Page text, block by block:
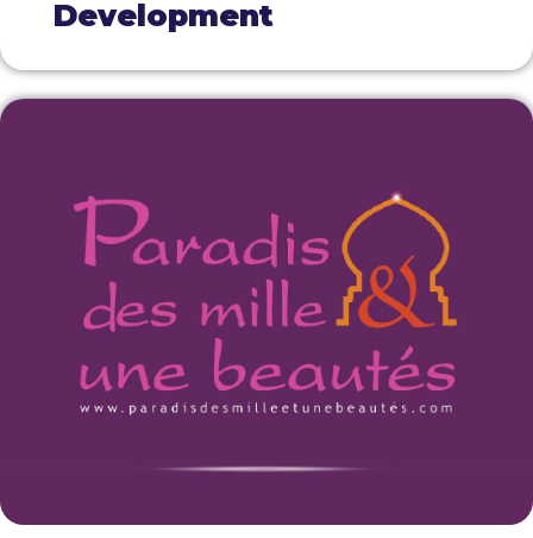
Development